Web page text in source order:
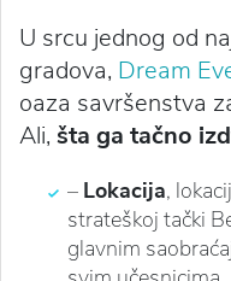
U srcu jednog od
gradova, Dream
oaza savršenstva
Ali, šta ga tačno
– Lokacija,
strateškoj tački
glavnim